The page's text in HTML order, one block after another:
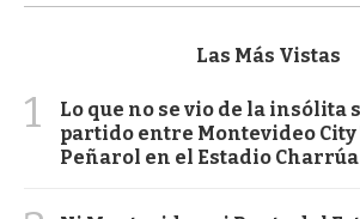
Las Más Vistas
1
Lo que no se vio de la insólita
partido entre Montevideo City
Peñarol en el Estadio Charrúa